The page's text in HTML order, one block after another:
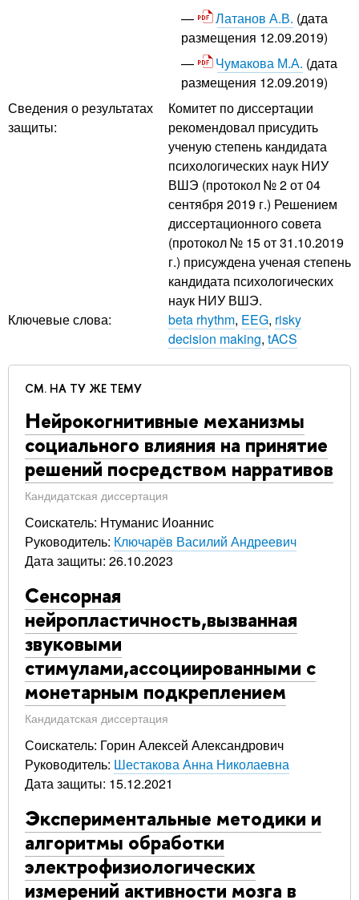
Латанов А.В. (дата
размещения 12.09.2019)
Чумакова М.А. (дата
размещения 12.09.2019)
Сведения о результатах
защиты:
Комитет по диссертации
рекомендовал присудить
ученую степень кандидата
психологических наук НИУ
ВШЭ (протокол № 2 от 04
сентября 2019 г.) Решением
диссертационного совета
(протокол № 15 от 31.10.2019
г.) присуждена ученая степень
кандидата психологических
наук НИУ ВШЭ.
Ключевые слова:
beta rhythm, EEG, risky
decision making, tACS
СМ. НА ТУ ЖЕ ТЕМУ
Нейрокогнитивные механизмы
социального влияния на принятие
решений посредством нарративов
Кандидатская диссертация
Соискатель: Нтуманис Иоаннис
Руководитель: Ключарёв Василий Андреевич
Дата защиты: 26.10.2023
Сенсорная
нейропластичность,вызванная
звуковыми
стимулами,ассоциированными с
монетарным подкреплением
Кандидатская диссертация
Соискатель: Горин Алексей Александрович
Руководитель: Шестакова Анна Николаевна
Дата защиты: 15.12.2021
Экспериментальные методики и
алгоритмы обработки
электрофизиологических
измерений активности мозга в